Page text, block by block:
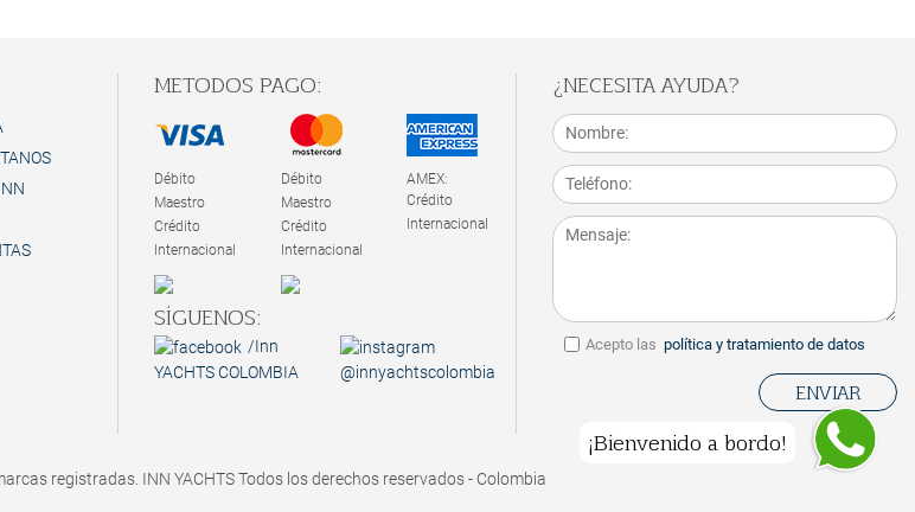
No ingresar con zapatos - no fumar - no arrojar papeles a los
sanitarios - depositar la basura en las canecas - acatar las
ordenes de seguridad del capitán
Proceso y Políticas de Reserva
METODOS PAGO:
Débito
Maestro
Crédito
Internacional
Débito
Maestro
Crédito
Internacional
AMEX:
Crédito
Internacional
SÍGUENOS:
/Inn
YACHTS COLOMBIA
@innyachtscolombia
¿NECESITA AYUDA?
Acepto las política y tratamiento de datos
ENVIAR
registradas. INN YACHTS Todos los derechos reservados - Colombia
¡Bienvenido a bordo!